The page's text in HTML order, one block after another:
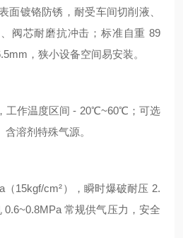
面镀铬防锈，耐受车间切削液、
阀芯耐磨抗冲击；标准自重 89
，狭小设备空间易安装。
工作温度区间 - 20℃~60℃；可选
溶剂特殊气源。
15kgf/cm²），瞬时爆破耐压 2.
常规供气压力，安全